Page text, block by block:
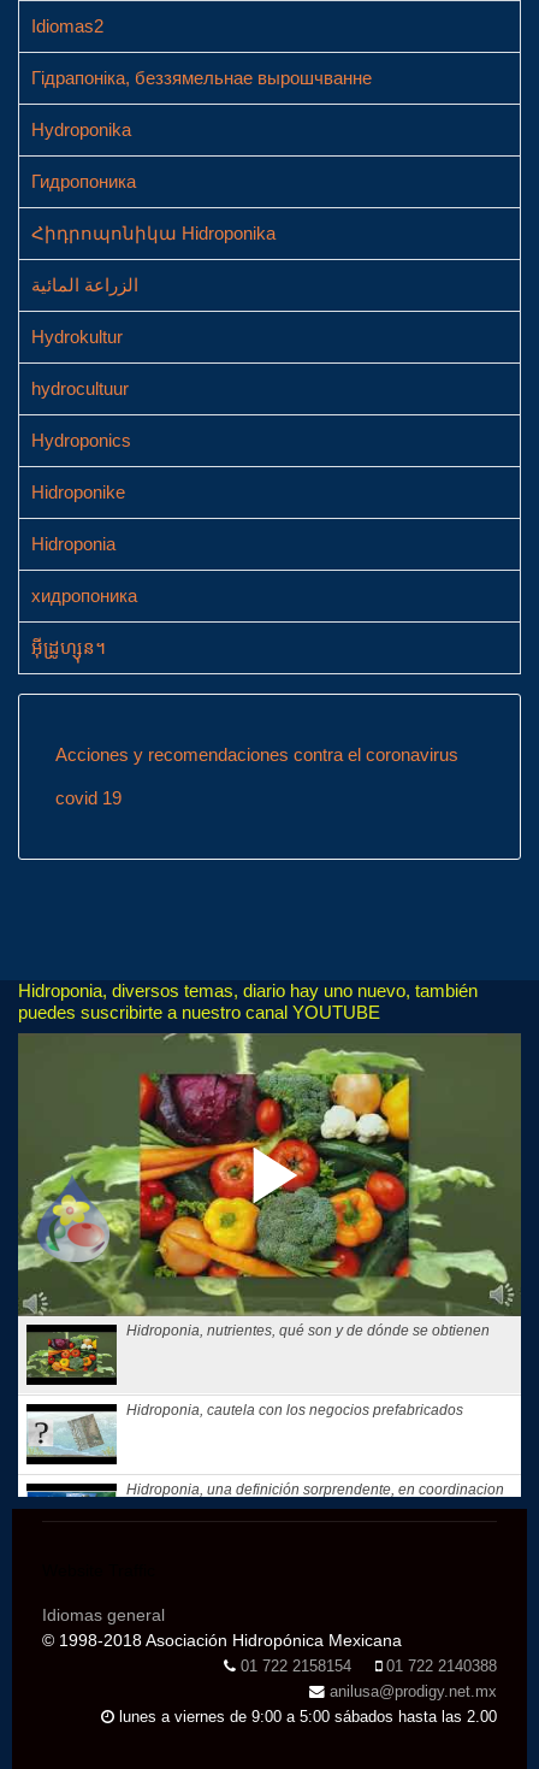
Idiomas2
Гідрапоніка, беззямельнае вырошчванне
Hydroponika
Гидропоника
Հիդրոպոնիկա Hidroponika
الزراعة المائية
Hydrokultur
hydrocultuur
Hydroponics
Hidroponike
Hidroponia
хидропоника
អ៊ីដ្រូហ្សុន។
Acciones y recomendaciones contra el coronavirus
covid 19
Hidroponia, diversos temas, diario hay uno nuevo, también
puedes suscribirte a nuestro canal YOUTUBE
Hidroponia, nutrientes, qué son y de dónde se obtienen
Hidroponia, cautela con los negocios prefabricados
Hidroponia, una definición sorprendente, en coordinacion
con la...
Te compartimos nuestros recuerdos: que motivó a Gloria
Idiomas general
© 1998-2018 Asociación Hidropónica Mexicana
01 722 2158154
01 722 2140388
anilusa@prodigy.net.mx
lunes a viernes de 9:00 a 5:00 sábados hasta las 2.00